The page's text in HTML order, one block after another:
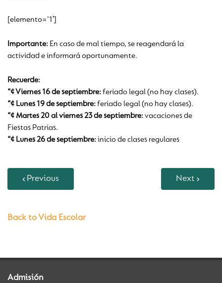
[elemento=’1′]
Importante: En caso de mal tiempo, se reagendará la
actividad e informará oportunamente.
Recuerde:
“¢ Viernes 16 de septiembre:feriado legal (no hay clases).
“¢ Lunes 19 de septiembre:feriado legal (no hay clases).
“¢ Martes 20 al viernes 23 de septiembre:vacaciones de
Fiestas Patrias.
“¢ Lunes 26 de septiembre:inicio de clases regulares
Previous Next
Back to Vida Escolar
Admisión